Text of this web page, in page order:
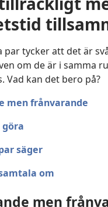
par tycker att det är
om de är i samma
Vad kan det bero på?
men frånvarande
göra
säger
om
men